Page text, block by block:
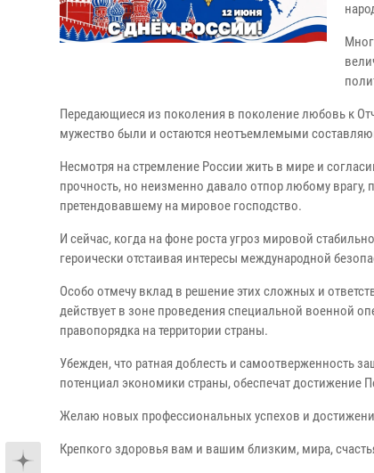
Передающиеся из поколения в поколение любовь к
мужество были и остаются неотъемлемыми
Несмотря на стремление России жить в мире и
прочность, но неизменно давало отпор любому врагу,
претендовавшему на мировое господство.
И сейчас, когда на фоне роста угроз мировой
героически отстаивая интересы международной
Особо отмечу вклад в решение этих сложных и
действует в зоне проведения специальной военной
правопорядка на территории страны.
Убежден, что ратная доблесть и самоотверженность
потенциал экономики страны, обеспечат
Желаю новых профессиональных успехов и
Крепкого здоровья вам и вашим близким, мира,